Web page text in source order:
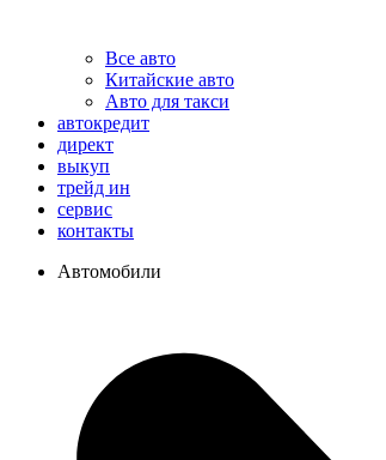
Все авто
Китайские авто
Авто для такси
автокредит
директ
выкуп
трейд ин
сервис
контакты
Автомобили